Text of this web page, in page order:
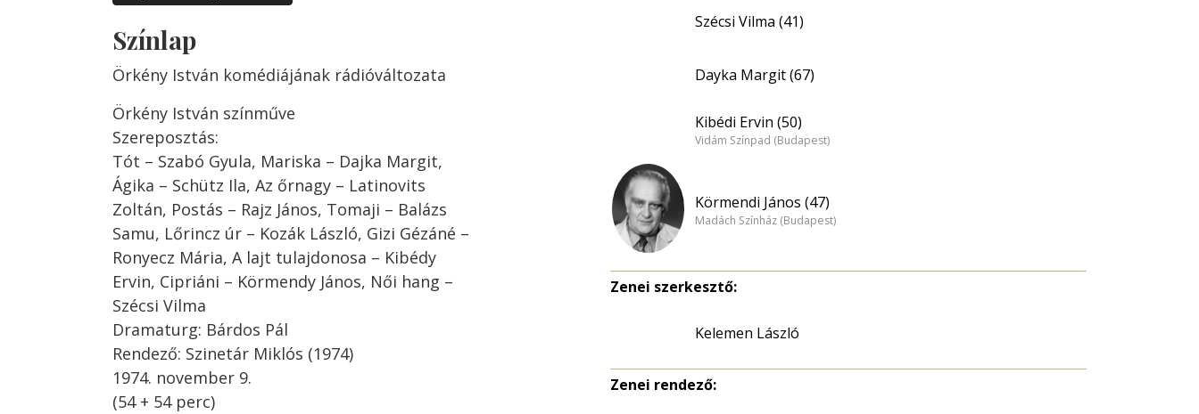
Színlap
Örkény István komédiájának rádióváltozata
Örkény István színműve
Szereposztás:
Tót – Szabó Gyula, Mariska – Dajka Margit,
Ágika – Schütz Ila, Az őrnagy – Latinovits
Zoltán, Postás – Rajz János, Tomaji – Balázs
Samu, Lőrincz úr – Kozák László, Gizi Gézáné –
Ronyecz Mária, A lajt tulajdonosa – Kibédy
Ervin, Cipriáni – Körmendy János, Női hang –
Szécsi Vilma
Dramaturg: Bárdos Pál
Rendező: Szinetár Miklós (1974)
1974. november 9.
(54 + 54 perc)
Szécsi Vilma (41)
Dayka Margit (67)
Kibédi Ervin (50)
Vidám Színpad (Budapest)
Körmendi János (47)
Madách Színház (Budapest)
Zenei szerkesztő:
Kelemen László
Zenei rendező: